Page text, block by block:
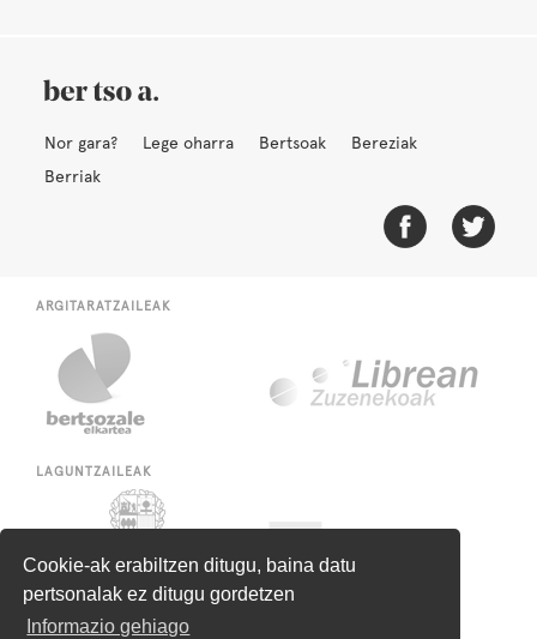
Cookie-ak erabiltzen ditugu, baina datu
pertsonalak ez ditugu gordetzen
Informazio gehiago
Nor gara? Lege oharra Bertsoak
Bereziak
Berriak
ARGITARATZAILEAK
LAGUNTZAILEAK